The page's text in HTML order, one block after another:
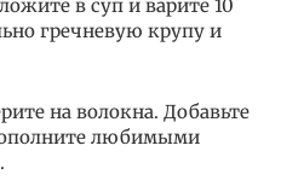
в суп и варите 10
гречневую крупу и
на волокна. Добавьте
любимыми